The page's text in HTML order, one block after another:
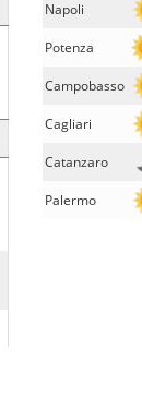
Napoli
Potenza
Campobasso
Cagliari
Catanzaro
Palermo